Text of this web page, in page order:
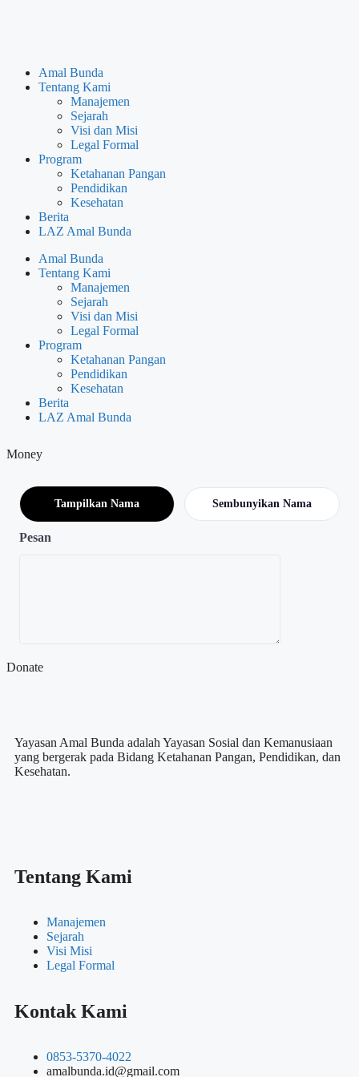
Amal Bunda
Tentang Kami
Manajemen
Sejarah
Visi dan Misi
Legal Formal
Program
Ketahanan Pangan
Pendidikan
Kesehatan
Berita
LAZ Amal Bunda
Amal Bunda
Tentang Kami
Manajemen
Sejarah
Visi dan Misi
Legal Formal
Program
Ketahanan Pangan
Pendidikan
Kesehatan
Berita
LAZ Amal Bunda
Money
Tampilkan Nama Sembunyikan Nama
Pesan
Donate
Yayasan Amal Bunda adalah Yayasan Sosial dan Kemanusiaan
yang bergerak pada Bidang Ketahanan Pangan, Pendidikan, dan
Kesehatan.
Tentang Kami
Manajemen
Sejarah
Visi Misi
Legal Formal
Kontak Kami
0853-5370-4022
amalbunda.id@gmail.com